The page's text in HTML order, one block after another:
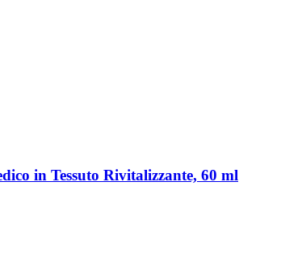
in Tessuto Rivitalizzante, 60 ml